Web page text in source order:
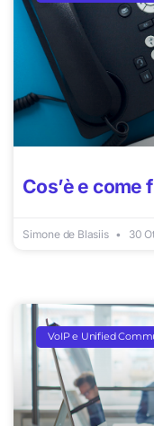
Cos’è e come
Simone de Blasiis 30
VoIP e Unified